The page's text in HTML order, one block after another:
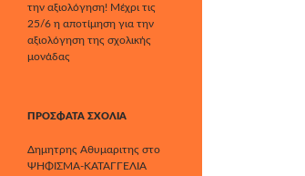
την αξιολόγηση! Μέχρι τις
25/6 η αποτίμηση για την
αξιολόγηση της σχολικής
μονάδας
ΠΡΌΣΦΑΤΑ ΣΧΌΛΙΑ
Δημητρης Αθυμαριτης στο
ΨΗΦΙΣΜΑ-ΚΑΤΑΓΓΕΛΙΑ